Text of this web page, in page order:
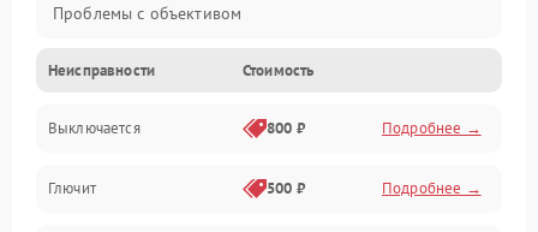
Проблемы с объективом
Электронные ошибки
Механические проблемы
Матрица и оптика
Неисправности Стоимость
Выключается 800 ₽ Подробнее →
Глючит 500 ₽ Подробнее →